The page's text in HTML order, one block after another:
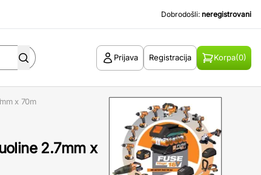
Dobrodošli: neregistrovani
Prijava Registracija Korpa(0)
x 70m
2.7mm x